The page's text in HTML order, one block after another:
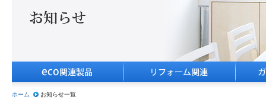
ホーム お知らせ一覧